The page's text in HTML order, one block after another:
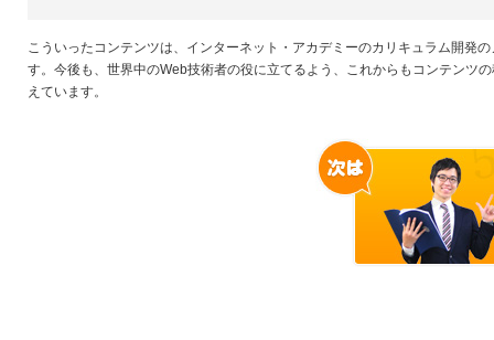
こういったコンテンツは、インターネット・アカデミーのカリキュラム開発
す。今後も、世界中のWeb技術者の役に立てるよう、これからもコンテンツ
えています。